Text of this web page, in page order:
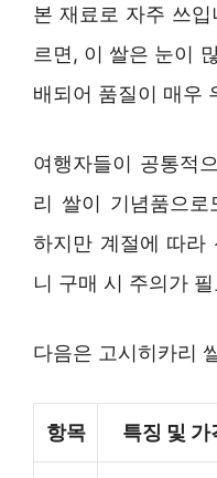
본 재료로 자주 쓰
르면, 이 쌀은 눈이
배되어 품질이 매우
여행자들이 공통적
리 쌀이 기념품으
하지만 계절에 따라
니 구매 시 주의가
다음은 고시히카리
항목 특징 및 가